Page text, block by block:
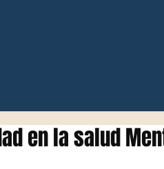
en la salud